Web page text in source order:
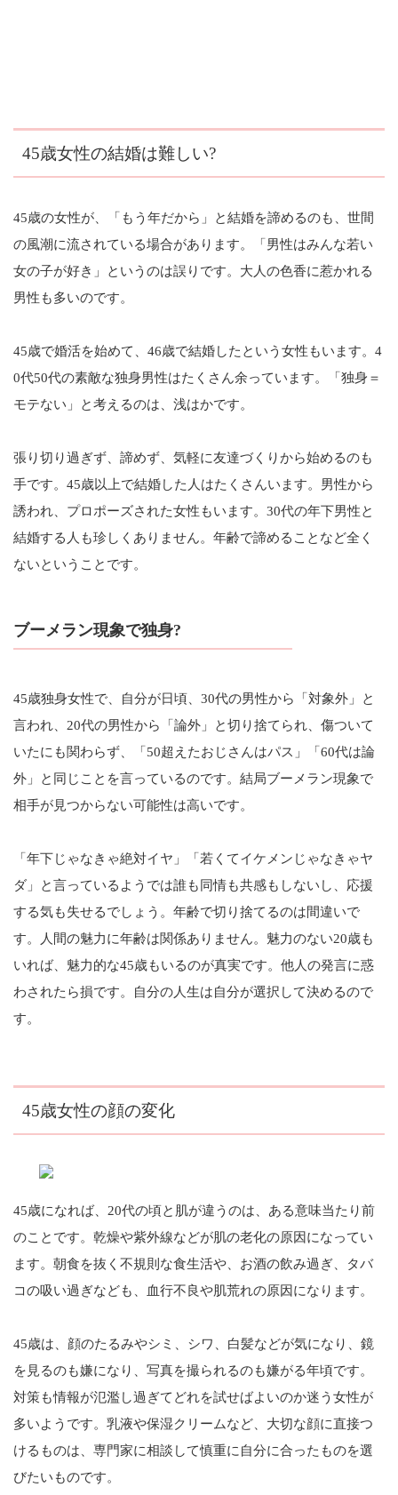
45歳女性の結婚は難しい?
45歳の女性が、「もう年だから」と結婚を諦めるのも、世間
の風潮に流されている場合があります。「男性はみんな若い
女の子が好き」というのは誤りです。大人の色香に惹かれる
男性も多いのです。
45歳で婚活を始めて、46歳で結婚したという女性もいます。4
0代50代の素敵な独身男性はたくさん余っています。「独身＝
モテない」と考えるのは、浅はかです。
張り切り過ぎず、諦めず、気軽に友達づくりから始めるのも
手です。45歳以上で結婚した人はたくさんいます。男性から
誘われ、プロポーズされた女性もいます。30代の年下男性と
結婚する人も珍しくありません。年齢で諦めることなど全く
ないということです。
ブーメラン現象で独身?
45歳独身女性で、自分が日頃、30代の男性から「対象外」と
言われ、20代の男性から「論外」と切り捨てられ、傷ついて
いたにも関わらず、「50超えたおじさんはパス」「60代は論
外」と同じことを言っているのです。結局ブーメラン現象で
相手が見つからない可能性は高いです。
「年下じゃなきゃ絶対イヤ」「若くてイケメンじゃなきゃヤ
ダ」と言っているようでは誰も同情も共感もしないし、応援
する気も失せるでしょう。年齢で切り捨てるのは間違いで
す。人間の魅力に年齢は関係ありません。魅力のない20歳も
いれば、魅力的な45歳もいるのが真実です。他人の発言に惑
わされたら損です。自分の人生は自分が選択して決めるので
す。
45歳女性の顔の変化
45歳になれば、20代の頃と肌が違うのは、ある意味当たり前
のことです。乾燥や紫外線などが肌の老化の原因になってい
ます。朝食を抜く不規則な食生活や、お酒の飲み過ぎ、タバ
コの吸い過ぎなども、血行不良や肌荒れの原因になります。
45歳は、顔のたるみやシミ、シワ、白髪などが気になり、鏡
を見るのも嫌になり、写真を撮られるのも嫌がる年頃です。
対策も情報が氾濫し過ぎてどれを試せばよいのか迷う女性が
多いようです。乳液や保湿クリームなど、大切な顔に直接つ
けるものは、専門家に相談して慎重に自分に合ったものを選
びたいものです。